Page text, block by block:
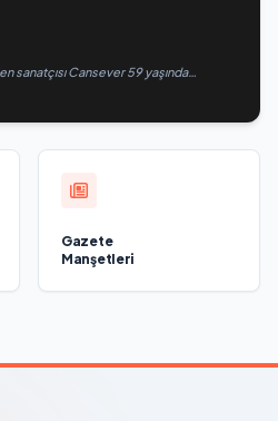
sanatçısı Cansever 59 yaşında
Gazete
Manşetleri